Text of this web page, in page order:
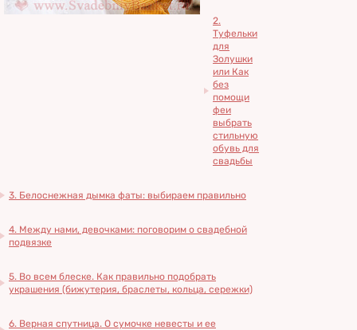
2.
Туфельки
для
Золушки
или Как
без
помощи
феи
выбрать
стильную
обувь для
свадьбы
3. Белоснежная дымка фаты: выбираем правильно
4. Между нами, девочками: поговорим о свадебной
подвязке
5. Во всем блеске. Как правильно подобрать
украшения (бижутерия, браслеты, кольца, сережки)
6. Верная спутница. О сумочке невесты и ее